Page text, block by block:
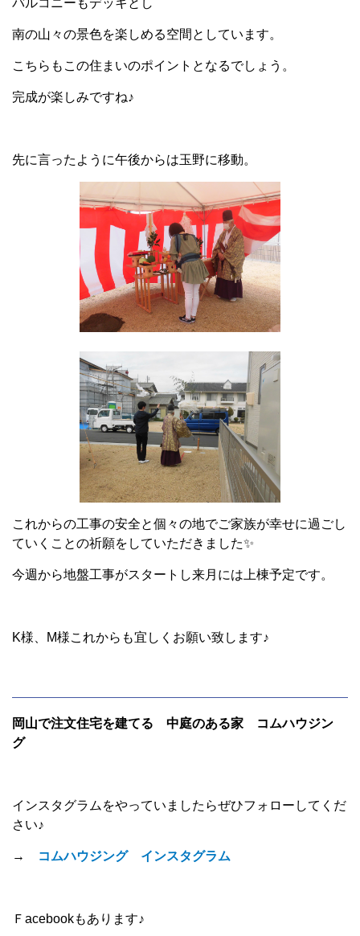
南の山々の景色を楽しめる空間としています。
こちらもこの住まいのポイントとなるでしょう。
完成が楽しみですね♪
先に言ったように午後からは玉野に移動。
これからの工事の安全と個々の地でご家族が幸せに過ごし
ていくことの祈願をしていただきました✨
今週から地盤工事がスタートし来月には上棟予定です。
K様、M様これからも宜しくお願い致します♪
岡山で注文住宅を建てる 中庭のある家 コムハウジン
グ
インスタグラムをやっていましたらぜひフォローしてくだ
さい♪
→ コムハウジング インスタグラム
Ｆacebookもあります♪